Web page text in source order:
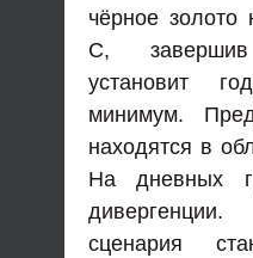
чёрное золото
С,
установит
минимум.
находятся в
На дневных
сценария